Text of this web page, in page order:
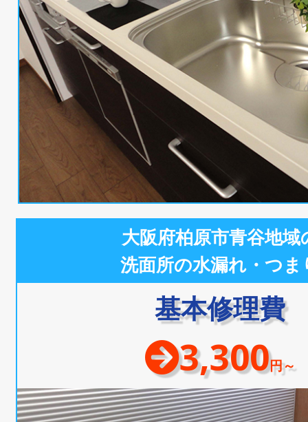
大阪府柏原市青谷地域
洗面所の水漏れ・つま
基本修理費
3,300円～